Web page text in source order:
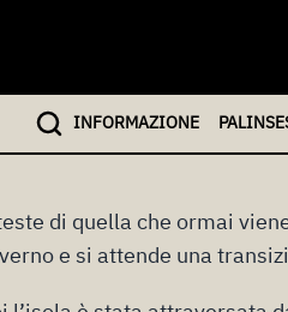
INFORMAZIONE
di quella che ormai
e si attende una